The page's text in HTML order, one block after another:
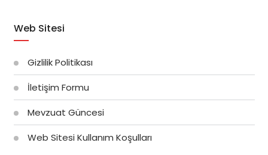
Web Sitesi
Gizlilik Politikası
İletişim Formu
Mevzuat Güncesi
Web Sitesi Kullanım Koşulları